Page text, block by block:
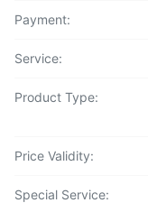
Payment:
Service:
Product Type:
Price Validity:
Special Service: